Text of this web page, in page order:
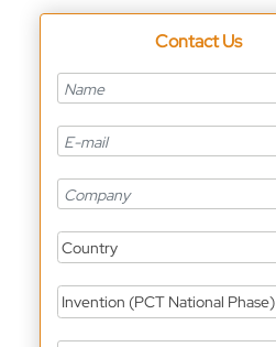
Contact Us
Country
Invention (PCT National Phase)